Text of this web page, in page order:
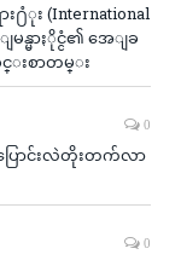
း႐ံုး (International
န္မာႏိုင္ငံ၏ အေျခ
းစာတမ္း
0
ြောင်းလဲတိုးတက်လာ
0